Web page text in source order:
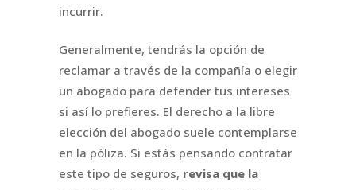
incurrir.
Generalmente, tendrás la opción de
reclamar a través de la compañía o elegir
un abogado para defender tus intereses
si así lo prefieres. El derecho a la libre
elección del abogado suele contemplarse
en la póliza. Si estás pensando contratar
este tipo de seguros, revisa que la